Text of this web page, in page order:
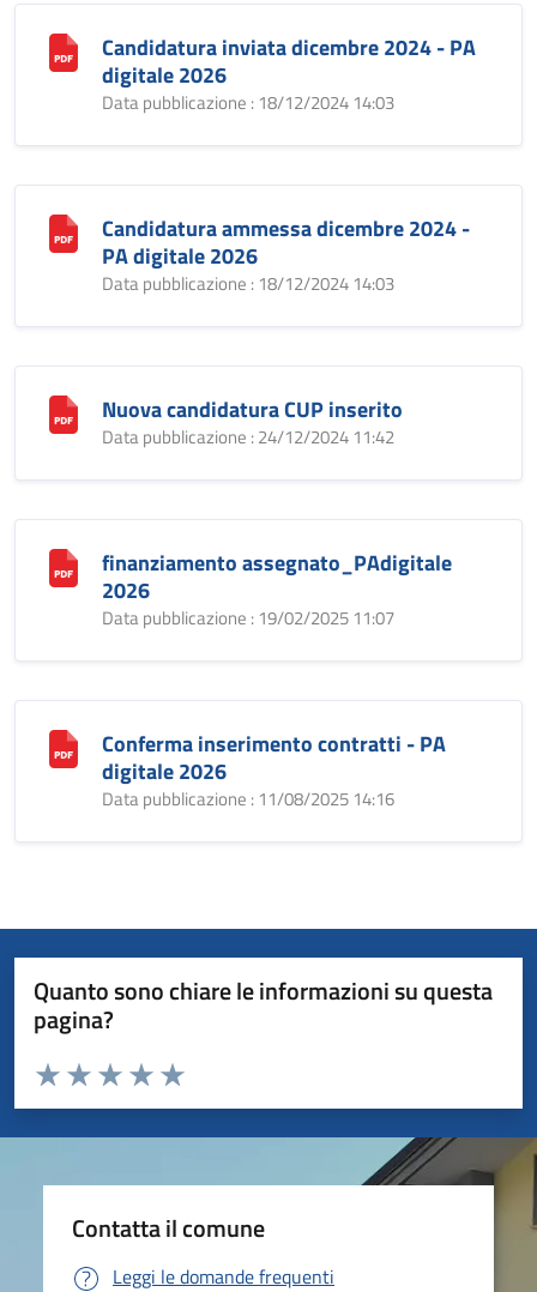
Candidatura inviata dicembre 2024 - PA
digitale 2026
Data pubblicazione : 18/12/2024 14:03
Candidatura ammessa dicembre 2024 -
PA digitale 2026
Data pubblicazione : 18/12/2024 14:03
Nuova candidatura CUP inserito
Data pubblicazione : 24/12/2024 11:42
finanziamento assegnato_PAdigitale
2026
Data pubblicazione : 19/02/2025 11:07
Conferma inserimento contratti - PA
digitale 2026
Data pubblicazione : 11/08/2025 14:16
Quanto sono chiare le informazioni su questa
pagina?
Valuta da 1 a 5 stelle la pagina
Valuta 5 stelle su 5
Valuta 4 stelle su 5
Valuta 3 stelle su 5
Valuta 2 stelle su 5
Valuta 1 stelle su 5
Contatta il comune
Leggi le domande frequenti